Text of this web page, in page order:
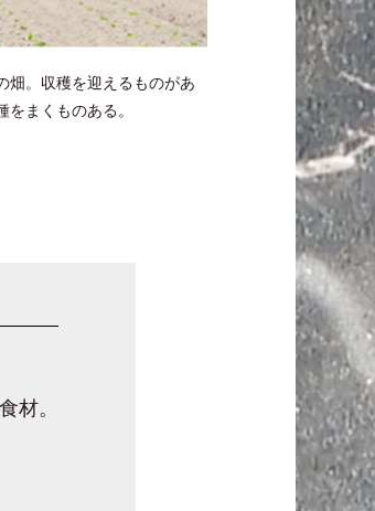
畑。収穫を迎えるものがあ
まくものある。
材。